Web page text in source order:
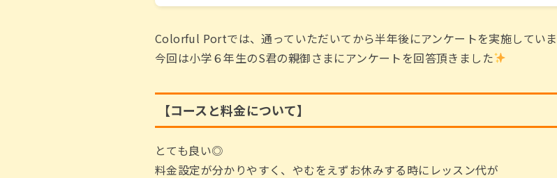
Colorful Portでは、通っていただいてから半年後にアンケートを実施していま
今回は小学６年生のS君の親御さまにアンケートを回答頂きました
【コースと料金について】
とても良い◎
料金設定が分かりやすく、やむをえずお休みする時にレッスン代が